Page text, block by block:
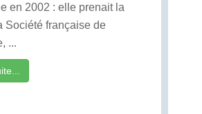
en 2002 : elle prenait la
Société française de
...